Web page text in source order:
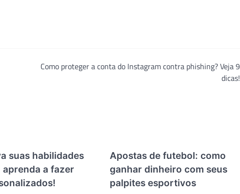
Como proteger a conta do Instagram contra phishing? Veja 9
dicas!
suas habilidades
a fazer
Apostas de futebol: como
ganhar dinheiro com seus
palpites esportivos